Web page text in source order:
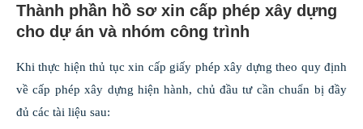
Thành phần hồ sơ xin cấp phép xây dựng
cho dự án và nhóm công trình
Khi thực hiện thủ tục xin cấp giấy phép xây dựng theo quy định
về cấp phép xây dựng hiện hành, chủ đầu tư cần chuẩn bị đầy
đủ các tài liệu sau: